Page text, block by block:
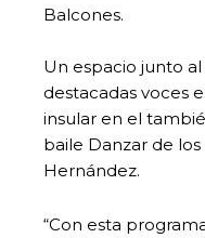
Balcones.
Un espacio junto
destacadas voces
insular en el
baile Danzar de los
Hernández.
“Con esta